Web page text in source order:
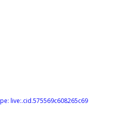
live:.cid.575569c608265c69